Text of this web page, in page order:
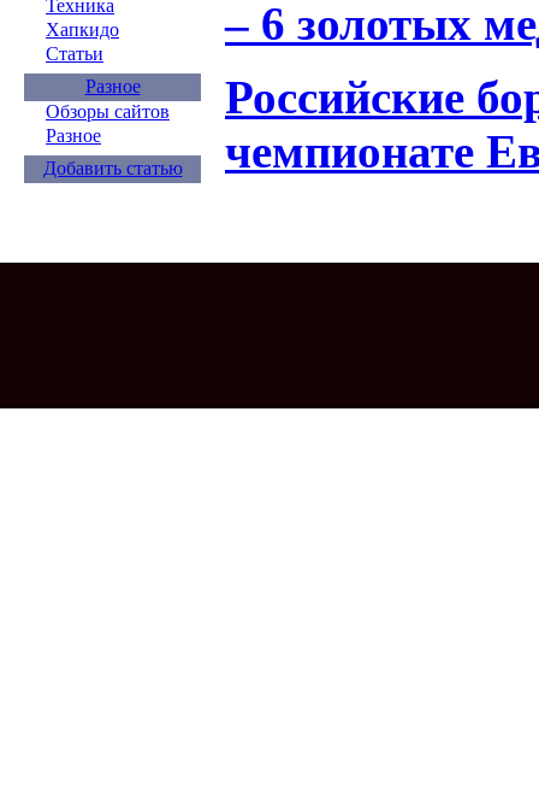
Техника
Хапкидо
Статьи
Разное
Обзоры сайтов
Разное
Добавить статью
– 6 золотых
Российские
чемпионате